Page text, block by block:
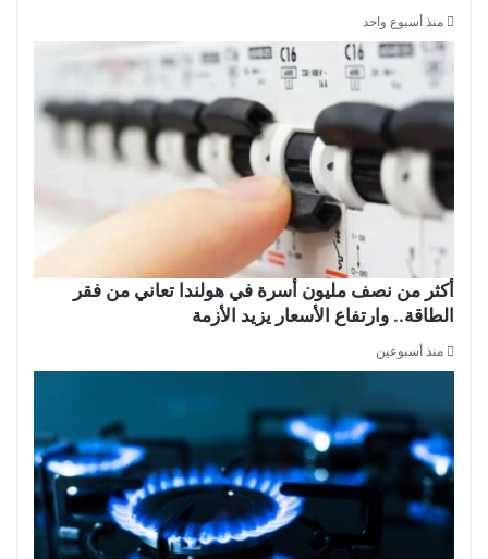
منذ أسبوع واحد
أكثر من نصف مليون أسرة في هولندا تعاني من فقر
الطاقة.. وارتفاع الأسعار يزيد الأزمة
منذ أسبوعين